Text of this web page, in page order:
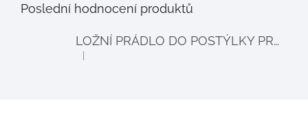
Poslední hodnocení produktů
LOŽNÍ PRÁDLO DO POSTÝLKY PRO PANENKY BALLOON - šedé
Hodnocení produktu je 4 z 5 hvězdiček.